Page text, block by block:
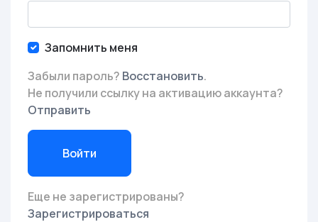
Запомнить меня
Забыли пароль? Восстановить.
Не получили ссылку на активацию аккаунта?
Отправить
Войти
Еще не зарегистрированы?
Зарегистрироваться